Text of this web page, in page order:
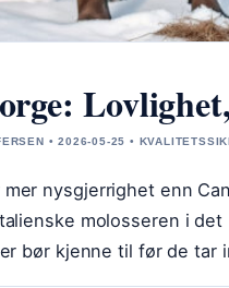
• 2026-05-25 •
nysgjerrighet enn
molosseren i
bør kjenne til før de tar